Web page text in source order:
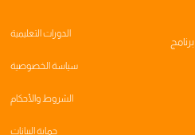
برنامج
الدورات التعليمية
سياسة الخصوصية
الشروط والأحكام
حماية البيانات